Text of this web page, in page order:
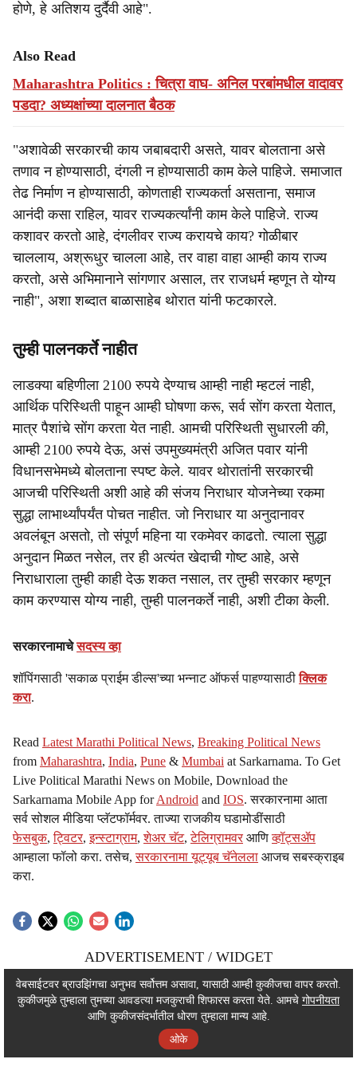
होणे, हे अतिशय दुर्दैवी आहे".
Also Read
Maharashtra Politics : चित्रा वाघ- अनिल परबांमधील वादावर
पडदा? अध्यक्षांच्या दालनात बैठक
"अशावेळी सरकारची काय जबाबदारी असते, यावर बोलताना असे
तणाव न होण्यासाठी, दंगली न होण्यासाठी काम केले पाहिजे. समाजात
तेढ निर्माण न होण्यासाठी, कोणताही राज्यकर्ता असताना, समाज
आनंदी कसा राहिल, यावर राज्यकर्त्यांनी काम केले पाहिजे. राज्य
कशावर करतो आहे, दंगलीवर राज्य करायचे काय? गोळीबार
चाललाय, अश्रूधुर चालला आहे, तर वाहा वाहा आम्ही काय राज्य
करतो, असे अभिमानाने सांगणार असाल, तर राजधर्म म्हणून ते योग्य
नाही", अशा शब्दात बाळासाहेब थोरात यांनी फटकारले.
तुम्ही पालनकर्ते नाहीत
लाडक्या बहिणीला 2100 रुपये देण्याच आम्ही नाही म्हटलं नाही,
आर्थिक परिस्थिती पाहून आम्ही घोषणा करू, सर्व सोंग करता येतात,
मात्र पैशांचे सोंग करता येत नाही. ⁠आमची परिस्थिती सुधारली की,
आम्ही 2100 रुपये देऊ, असं उपमुख्यमंत्री अजित पवार यांनी
विधानसभेमध्ये बोलताना स्पष्ट केले. यावर थोरातांनी सरकारची
आजची परिस्थिती अशी आहे की संजय निराधार योजनेच्या रकमा
सुद्धा लाभार्थ्यांपर्यंत पोचत नाहीत. जो निराधार या अनुदानावर
अवलंबून असतो, तो संपूर्ण महिना या रकमेवर काढतो. त्याला सुद्धा
अनुदान मिळत नसेल, तर ही अत्यंत खेदाची गोष्ट आहे, असे
निराधाराला तुम्ही काही देऊ शकत नसाल, तर तुम्ही सरकार म्हणून
काम करण्यास योग्य नाही, तुम्ही पालनकर्ते नाही, अशी टीका केली.
सरकारनामाचेसदस्य व्हा
शॉपिंगसाठी 'सकाळ प्राईम डील्स'च्या भन्नाट ऑफर्स पाहण्यासाठीक्लिक
करा.
Read Latest Marathi Political News, Breaking Political News
from Maharashtra, India, Pune & Mumbai at Sarkarnama. To Get
Live Political Marathi News on Mobile, Download the
Sarkarnama Mobile App forAndroid and IOS. सरकारनामा आता
सर्व सोशल मीडिया प्लॅटफॉर्मवर. ताज्या राजकीय घडामोडींसाठी
फेसबुक,ट्विटर,इन्स्टाग्राम,शेअर चॅट,टेलिग्रामवर आणिव्हॉट्सॲप
आम्हाला फॉलो करा. तसेच,सरकारनामा यूट्यूब चॅनेलला आजच सबस्क्राइब
करा.
ADVERTISEMENT / WIDGET
ADVERTISEMENT / WIDGET
ADVERTISEMENT / WIDGET
वेबसाईटवर ब्राउझिंगचा अनुभव सर्वोत्तम असावा, यासाठी आम्ही कुकीजचा वापर करतो.
कुकीजमुळे तुम्हाला तुमच्या आवडत्या मजकुराची शिफारस करता येते. आमचे गोपनीयता
आणि कुकीजसंदर्भातील धोरण तुम्हाला मान्य आहे.
ओके